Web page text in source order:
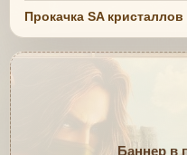
Прокачка SA кристаллов
Баннер в